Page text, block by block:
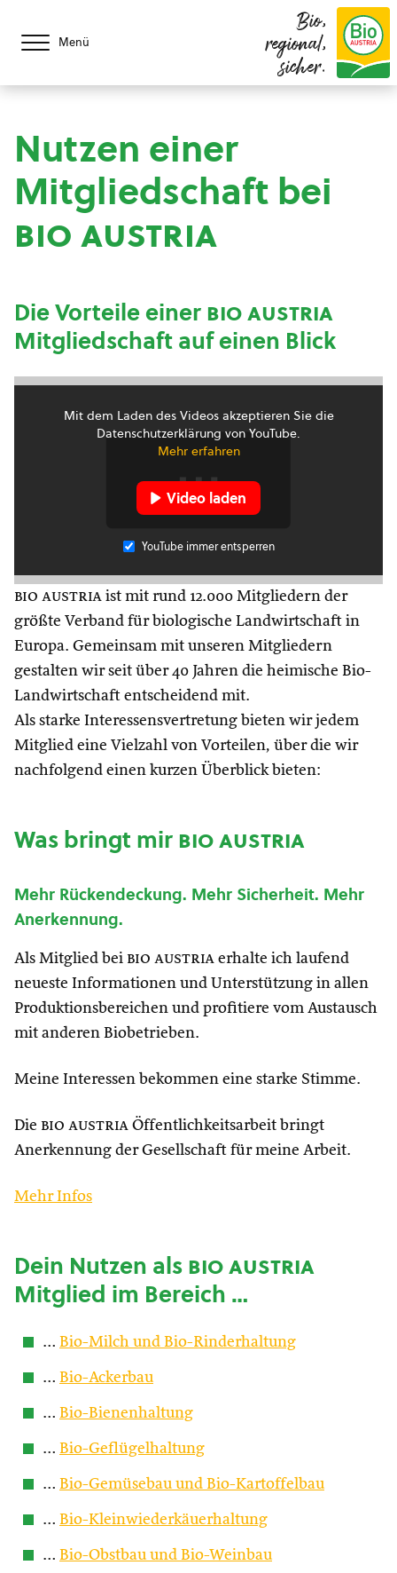
Menü
Bio,
regional,
sicher.
Nutzen einer
Mitgliedschaft bei
bio austria
Die Vorteile einerbio austria
Mitgliedschaft auf einen Blick
Mit dem Laden des Videos akzeptieren Sie die
Datenschutzerklärung von YouTube.
Mehr erfahren
Video laden
YouTube immer entsperren
bio austria ist mit rund 12.000 Mitgliedern der
größte Verband für biologische Landwirtschaft in
Europa. Gemeinsam mit unseren Mitgliedern
gestalten wir seit über 40 Jahren die heimische Bio-
Landwirtschaft entscheidend mit.
Als starke Interessensvertretung bieten wir jedem
Mitglied eine Vielzahl von Vorteilen, über die wir
nachfolgend einen kurzen Überblick bieten:
Was bringt mirbio austria
Mehr Rückendeckung. Mehr Sicherheit. Mehr
Anerkennung.
Als Mitglied bei bio austria erhalte ich laufend
neueste Informationen und Unterstützung in allen
Produktionsbereichen und profitiere vom Austausch
mit anderen Biobetrieben.
Meine Interessen bekommen eine starke Stimme.
Die bio austria Öffentlichkeitsarbeit bringt
Anerkennung der Gesellschaft für meine Arbeit.
Mehr Infos
Dein Nutzen alsbio austria
Mitglied im Bereich …
… Bio-Milch und Bio-Rinderhaltung
… Bio-Ackerbau
… Bio-Bienenhaltung
… Bio-Geflügelhaltung
… Bio-Gemüsebau und Bio-Kartoffelbau
… Bio-Kleinwiederkäuerhaltung
… Bio-Obstbau und Bio-Weinbau